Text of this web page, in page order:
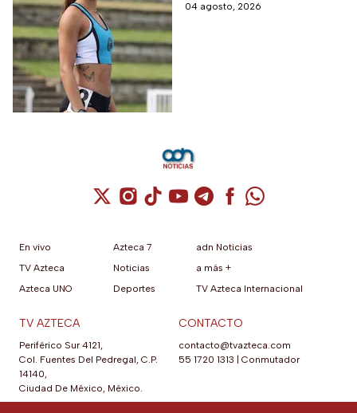
promesa del atletismo
04 agosto, 2026
Cuenta de X / Twitter (se abre en una
Cuenta de Instagram (se abre en una
Cuenta de TikTok (se abre en
Cuenta de YouTube (se abre
Cuenta de Telegram (se
Cuenta de
Cuenta de
En vivo
TV Azteca
Azteca UNO
Azteca 7
Noticias
Deportes
adn Noticias
a más +
TV Azteca Internacional
TV AZTECA
Periférico Sur 4121,
Col. Fuentes Del Pedregal, C.P.
14140,
Ciudad De México, México.
CONTACTO
contacto@tvazteca.com
55 1720 1313
Conmutador